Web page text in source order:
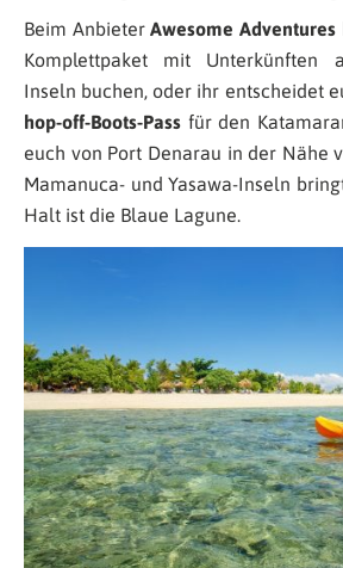
Beim AnbieterAwesome Adventures
Komplettpaket mit Unterkünften
Inseln buchen, oder ihr entscheidet
hop-off-Boots-Pass für den
euch von Port Denarau in der Nähe
Mamanuca- und Yasawa-Inseln
Halt ist die Blaue Lagune.